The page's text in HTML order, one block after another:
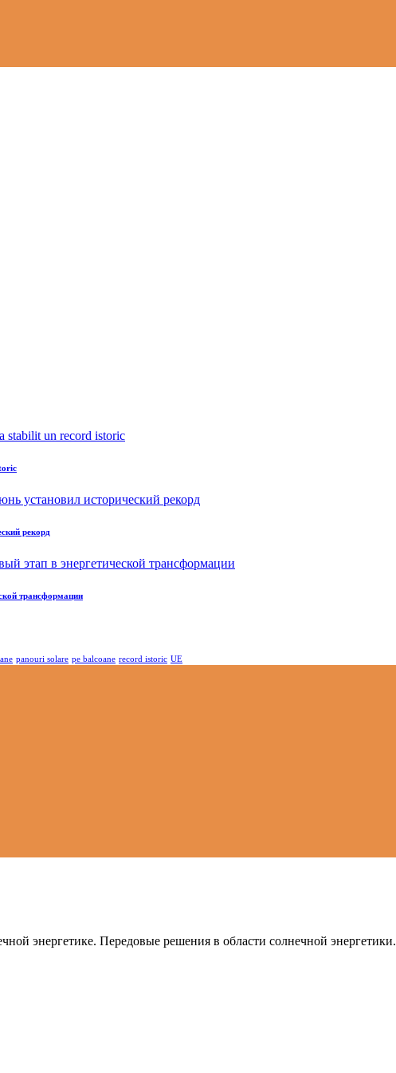
рекорд
трансформации
panouri solare pe balcoane record istoric UE
энергетике. Передовые решения в области солнечной энергетики.